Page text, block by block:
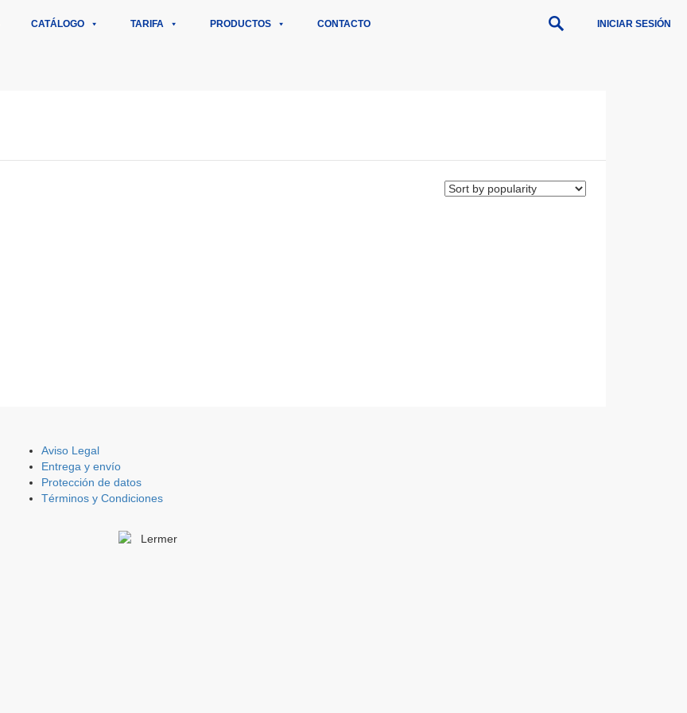
CATÁLOGO TARIFA PRODUCTOS CONTACTO INICIAR SESIÓN
Aviso Legal
Entrega y envío
Protección de datos
Términos y Condiciones